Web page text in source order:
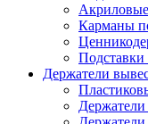
Карманы
Подставки
Держатели
Держатели